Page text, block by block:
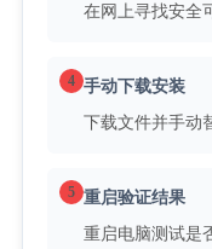
在网上寻找安全
4 手动下载安装
下载文件并手动
5 重启验证结果
重启电脑测试是